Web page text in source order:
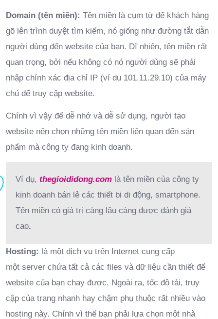
Domain (tên miền): Tên miền là cụm từ để khách hàng
gõ lên trình duyệt tìm kiếm, nó giống như đường tắt dẫn
người dùng đến website của bạn. Dĩ nhiên, tên miền rất
quan trọng, bởi nếu không có nó người dùng sẽ phải
nhập chính xác địa chỉ IP (ví dụ 101.11.29.10) của máy
chủ để truy cập website.
Chính vì vậy để dễ nhớ và dễ sử dụng, người tạo
website nên chọn những tên miền liên quan đến sản
phẩm mà công ty đang kinh doanh.
Ví dụ, thegioididong.com là tên miền của công ty
kinh doanh bán lẻ các thiết bi di động, smartphone.
Tên miền có giá trị càng lâu càng được đánh giá
cao.
Hosting: là một dịch vụ trên Internet cung cấp
một server chứa tất cả các files và dữ liệu cần thiết để
website của bạn chạy được. Ngoài ra, tốc độ tải, truy
cập của trang nhanh hay chậm phụ thuộc rất nhiều vào
hosting này. Chính vì thế bạn phải lựa chọn một nhà